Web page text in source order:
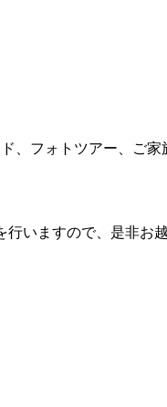
、フォトツアー、
行いますので、是非お